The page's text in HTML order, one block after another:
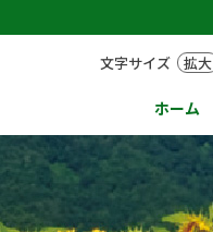
ホーム
文字サイズ 拡大